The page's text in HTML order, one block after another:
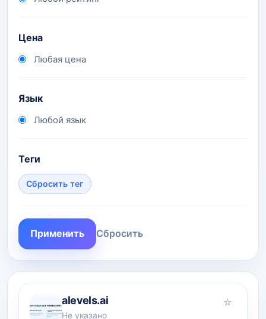
Цена
Любая цена
Язык
Любой язык
Теги
Сбросить тег
Применить Сбросить
alevels.ai
Не указано
☆